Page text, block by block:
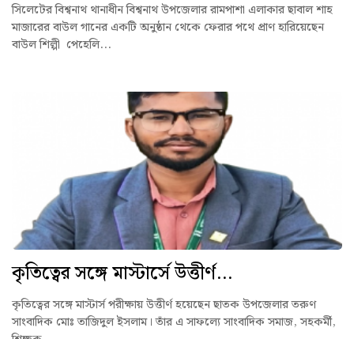
সিলেটের বিশ্বনাথ থানাধীন বিশ্বনাথ উপজেলার রামপাশা এলাকার ছাবাল শাহ
মাজারের বাউল গানের একটি অনুষ্ঠান থেকে ফেরার পথে প্রাণ হারিয়েছেন
বাউল শিল্পী পেহেলি...
কৃতিত্বের সঙ্গে মাস্টার্সে উত্তীর্ণ...
কৃতিত্বের সঙ্গে মাস্টার্স পরীক্ষায় উত্তীর্ণ হয়েছেন ছাতক উপজেলার তরুণ
সাংবাদিক মোঃ তাজিদুল ইসলাম। তাঁর এ সাফল্যে সাংবাদিক সমাজ, সহকর্মী,